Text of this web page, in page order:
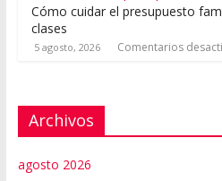
Cómo cuidar el presupuesto
clases
5 agosto, 2026 Comentarios
Archivos
agosto 2026